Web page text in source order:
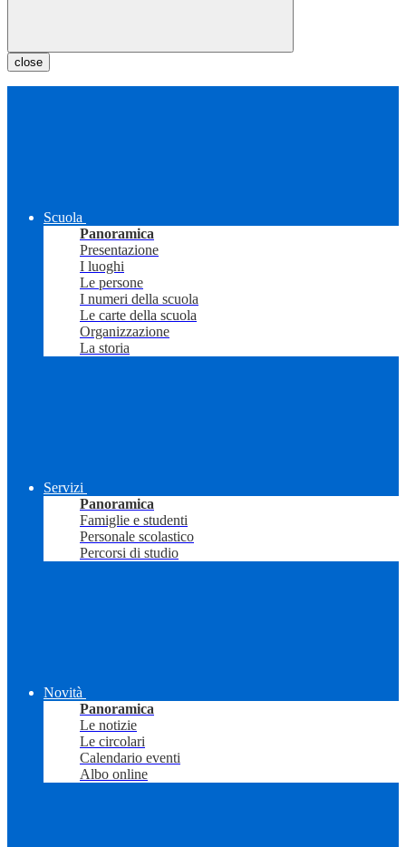
close
Scuola
Panoramica
Presentazione
I luoghi
Le persone
I numeri della scuola
Le carte della scuola
Organizzazione
La storia
Servizi
Panoramica
Famiglie e studenti
Personale scolastico
Percorsi di studio
Novità
Panoramica
Le notizie
Le circolari
Calendario eventi
Albo online